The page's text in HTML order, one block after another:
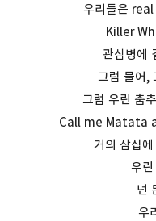
우리들은
Killer
관심병에
그럼 물어,
그럼 우린 춤
Call me Matata
거의 삼십
우
넌
우